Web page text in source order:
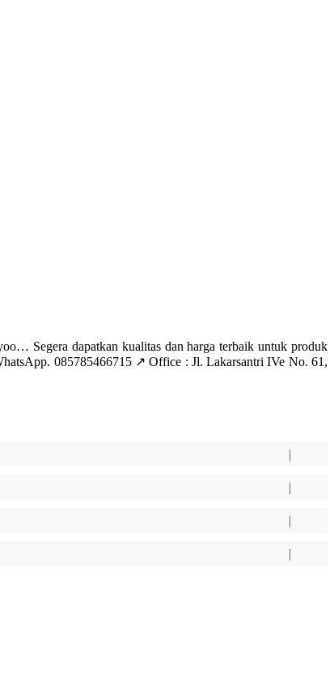
Segera dapatkan kualitas dan harga terbaik untuk produk
085785466715 ↗️ Office : Jl. Lakarsantri IVe No. 61,